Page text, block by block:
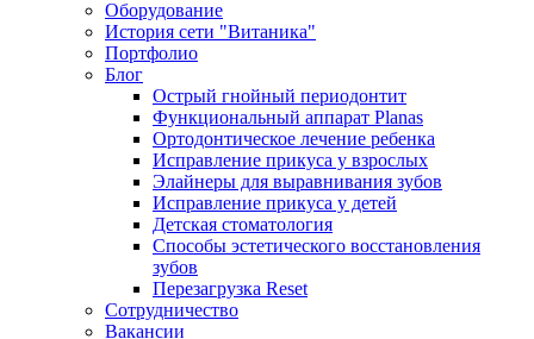
Оборудование
История сети "Витаника"
Портфолио
Блог
Острый гнойный периодонтит
Функциональный аппарат Planas
Ортодонтическое лечение ребенка
Исправление прикуса у взрослых
Элайнеры для выравнивания зубов
Исправление прикуса у детей
Детская стоматология
Способы эстетического восстановления
зубов
Перезагрузка Reset
Сотрудничество
Вакансии